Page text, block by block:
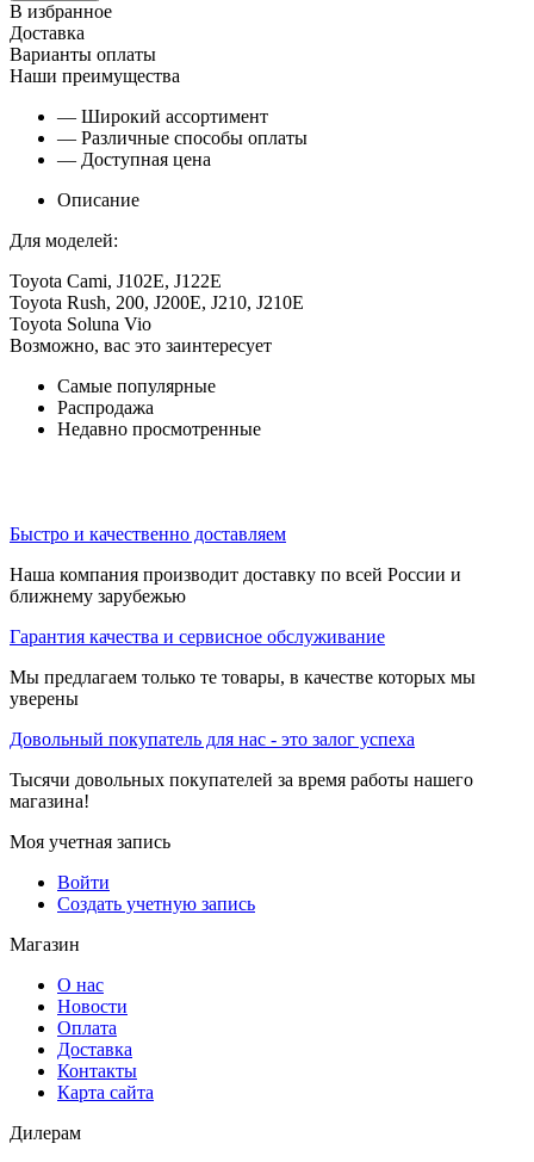
В избранное
Доставка
Варианты оплаты
Наши преимущества
— Широкий ассортимент
— Различные способы оплаты
— Доступная цена
Описание
Для моделей:
Toyota Cami, J102E, J122E
Toyota Rush, 200, J200E, J210, J210E
Toyota Soluna Vio
Возможно, вас это заинтересует
Самые популярные
Распродажа
Недавно просмотренные
Быстро и качественно доставляем
Наша компания производит доставку по всей России и
ближнему зарубежью
Гарантия качества и сервисное обслуживание
Мы предлагаем только те товары, в качестве которых мы
уверены
Довольный покупатель для нас - это залог успеха
Тысячи довольных покупателей за время работы нашего
магазина!
Моя учетная запись
Войти
Создать учетную запись
Магазин
О нас
Новости
Оплата
Доставка
Контакты
Карта сайта
Дилерам